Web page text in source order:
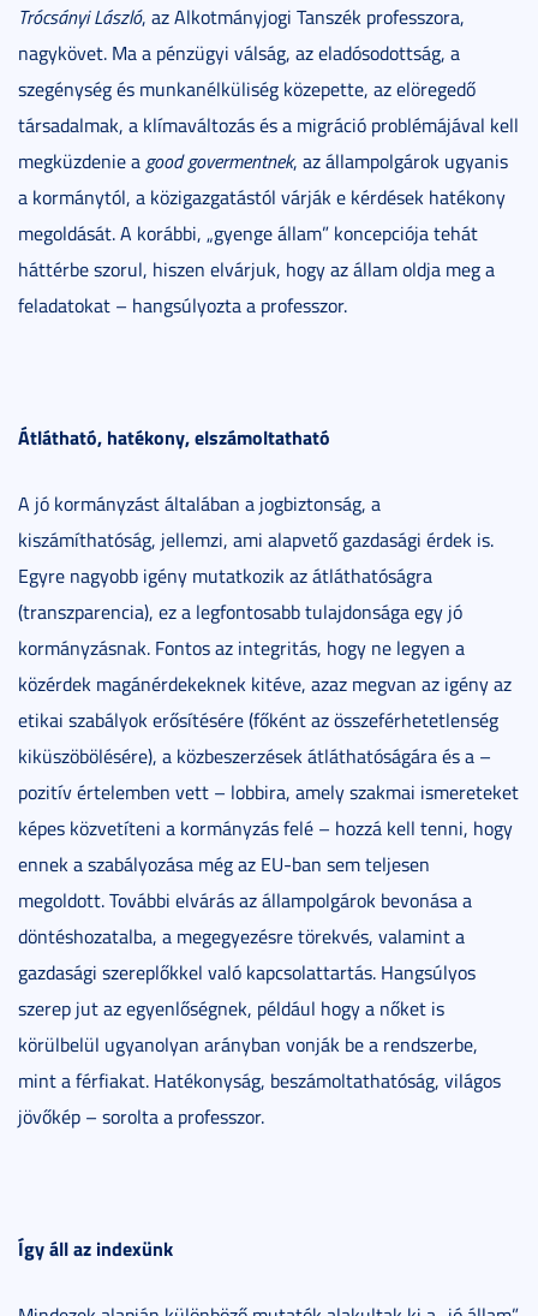
Trócsányi László, az Alkotmányjogi Tanszék professzora,
nagykövet. Ma a pénzügyi válság, az eladósodottság, a
szegénység és munkanélküliség közepette, az elöregedő
társadalmak, a klímaváltozás és a migráció problémájával kell
megküzdenie a good govermentnek, az állampolgárok ugyanis
a kormánytól, a közigazgatástól várják e kérdések hatékony
megoldását. A korábbi, „gyenge állam” koncepciója tehát
háttérbe szorul, hiszen elvárjuk, hogy az állam oldja meg a
feladatokat – hangsúlyozta a professzor.
Átlátható, hatékony, elszámoltatható
A jó kormányzást általában a jogbiztonság, a
kiszámíthatóság, jellemzi, ami alapvető gazdasági érdek is.
Egyre nagyobb igény mutatkozik az átláthatóságra
(transzparencia), ez a legfontosabb tulajdonsága egy jó
kormányzásnak. Fontos az integritás, hogy ne legyen a
közérdek magánérdekeknek kitéve, azaz megvan az igény az
etikai szabályok erősítésére (főként az összeférhetetlenség
kiküszöbölésére), a közbeszerzések átláthatóságára és a –
pozitív értelemben vett – lobbira, amely szakmai ismereteket
képes közvetíteni a kormányzás felé – hozzá kell tenni, hogy
ennek a szabályozása még az EU-ban sem teljesen
megoldott. További elvárás az állampolgárok bevonása a
döntéshozatalba, a megegyezésre törekvés, valamint a
gazdasági szereplőkkel való kapcsolattartás. Hangsúlyos
szerep jut az egyenlőségnek, például hogy a nőket is
körülbelül ugyanolyan arányban vonják be a rendszerbe,
mint a férfiakat. Hatékonyság, beszámoltathatóság, világos
jövőkép – sorolta a professzor.
Így áll az indexünk